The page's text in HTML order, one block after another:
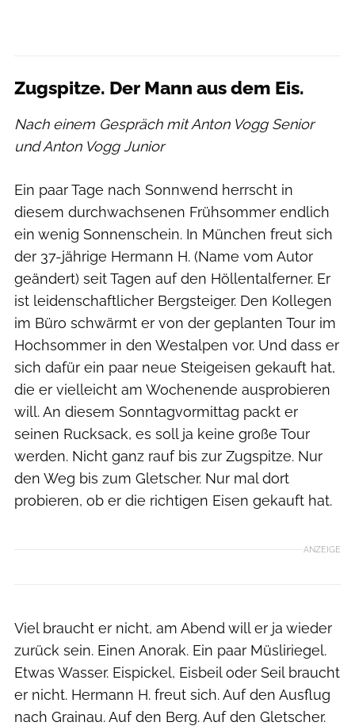
Zugspitze. Der Mann aus dem Eis.
Nach einem Gespräch mit Anton Vogg Senior
und Anton Vogg Junior
Ein paar Tage nach Sonnwend herrscht in
diesem durchwachsenen Frühsommer endlich
ein wenig Sonnenschein. In München freut sich
der 37-jährige Hermann H. (Name vom Autor
geändert) seit Tagen auf den Höllentalferner. Er
ist leidenschaftlicher Bergsteiger. Den Kollegen
im Büro schwärmt er von der geplanten Tour im
Hochsommer in den Westalpen vor. Und dass er
sich dafür ein paar neue Steigeisen gekauft hat,
die er vielleicht am Wochenende ausprobieren
will. An diesem Sonntagvormittag packt er
seinen Rucksack, es soll ja keine große Tour
werden. Nicht ganz rauf bis zur Zugspitze. Nur
den Weg bis zum Gletscher. Nur mal dort
probieren, ob er die richtigen Eisen gekauft hat.
ANZEIGE
Viel braucht er nicht, am Abend will er ja wieder
zurück sein. Einen Anorak. Ein paar Müsliriegel.
Etwas Wasser. Eispickel, Eisbeil oder Seil braucht
er nicht. Hermann H. freut sich. Auf den Ausflug
nach Grainau. Auf den Berg. Auf den Gletscher.